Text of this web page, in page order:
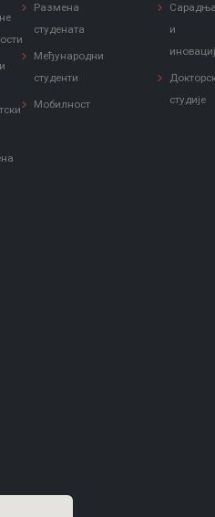
Размена
студената
Међународни
студенти
Мобилност
и
студије